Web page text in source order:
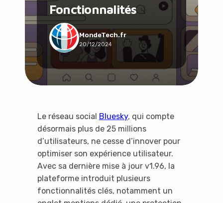
Fonctionnalités
MondeTech.fr
20/12/2024
Le réseau social Bluesky, qui compte
désormais plus de 25 millions
d’utilisateurs, ne cesse d’innover pour
optimiser son expérience utilisateur.
Avec sa dernière mise à jour v1.96, la
plateforme introduit plusieurs
fonctionnalités clés, notamment un
Social & Communauté
Tech & Développement
Travail & Productivité
Voyage